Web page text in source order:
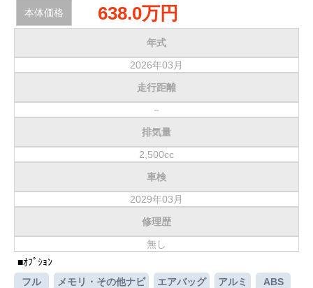
トップメッセージ
スタッフブログ
お問い合わせ
メールフォーム
電話はこちら
本体価格 638.0万円
年式
2026年03月
走行距離
－
排気量
2,500cc
車検
2029年03月
修理歴
無し
■ｵﾌﾟｼｮﾝ
フル
メモリ・その他ナビ エアバッグ アルミ
ABS